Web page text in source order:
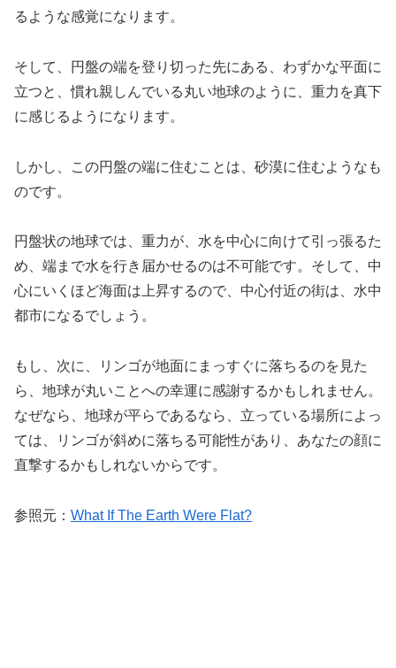
るような感覚になります。
そして、円盤の端を登り切った先にある、わずかな平面に
立つと、慣れ親しんでいる丸い地球のように、重力を真下
に感じるようになります。
しかし、この円盤の端に住むことは、砂漠に住むようなも
のです。
円盤状の地球では、重力が、水を中心に向けて引っ張るた
め、端まで水を行き届かせるのは不可能です。そして、中
心にいくほど海面は上昇するので、中心付近の街は、水中
都市になるでしょう。
もし、次に、リンゴが地面にまっすぐに落ちるのを見た
ら、地球が丸いことへの幸運に感謝するかもしれません。
なぜなら、地球が平らであるなら、立っている場所によっ
ては、リンゴが斜めに落ちる可能性があり、あなたの顔に
直撃するかもしれないからです。
参照元： What If The Earth Were Flat?